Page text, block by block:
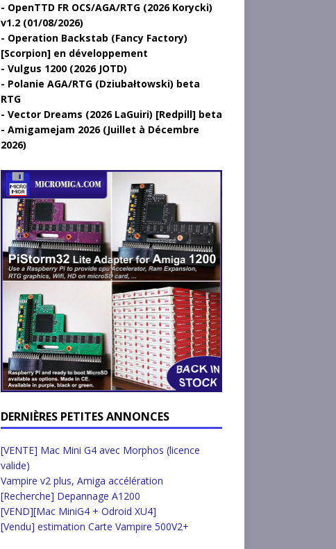
OpenTTD FR OCS/AGA/RTG (2026 Korycki)
v1.2 (01/08/2026)
Operation Backstab (Fancy Factory)
[Scorpion] en développement
Vulgus 1200 (2026 JOTD)
Polanie AGA/RTG (Dziubałtowski) beta
RTG
Vector Dreams (2026 LaGuiri) [Redpill] beta
Amigamejam 2026 (Juillet à Décembre
2026)
DERNIÈRES PETITES ANNONCES
[VENTE] Mac Mini G4 avec Morphos (licence
valide)
Vampire v2 plus, Amiga accélération
[Recherche] Depannage A1200
[VEND][Mac MiniG4 + Odroid XU4]
[Vendu] estimation Carte Vampire 500V2+